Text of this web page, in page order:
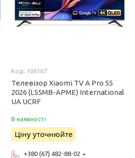
104167
Телевізор Xiaomi TV A Pro 55
2026 (L55MB-APME) International
UA UCRF
В наявності
Ціну уточнюйте
+380 (67) 482-88-02